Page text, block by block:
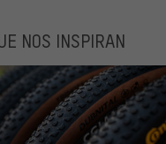
NOS INSPIRAN